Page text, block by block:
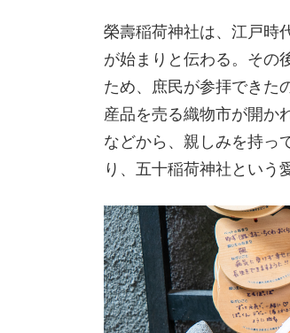
榮壽稲荷神社は、江戸時
が始まりと伝わる。その
ため、庶民が参拝できた
産品を売る織物市が開か
などから、親しみを持っ
り、五十稲荷神社という